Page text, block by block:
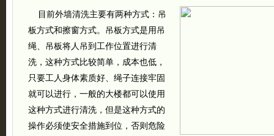
目前外墙清洗主要有两种方式：吊
板方式和擦窗方式。吊板方式是用吊
绳、吊板将人吊到工作位置进行清
洗，这种方式比较简单，成本也低，
只要工人身体素质好、绳子连接牢固
就可以进行，一般的大楼都可以使用
这种方式进行清洗，但是这种方式的
操作必须使安全措施到位，否则危险